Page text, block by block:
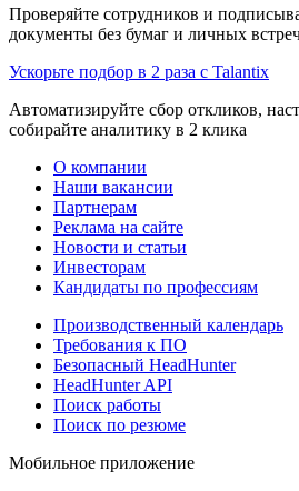
Проверяйте сотрудников и
документы без бумаг и личных
Ускорьте подбор в 2 раза с Talantix
Автоматизируйте сбор откликов,
собирайте аналитику в 2 клика
О компании
Наши вакансии
Партнерам
Реклама на сайте
Новости и статьи
Инвесторам
Кандидаты по профессиям
Производственный календарь
Требования к ПО
Безопасный HeadHunter
HeadHunter API
Поиск работы
Поиск по резюме
Мобильное приложение